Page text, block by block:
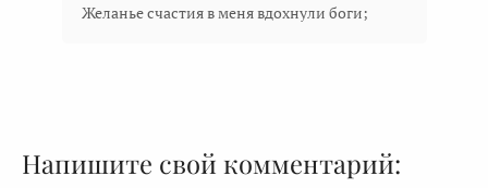
Желанье счастия в меня вдохнули боги;
Напишите свой комментарий: